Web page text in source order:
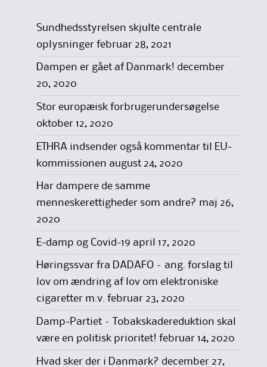
Sundhedsstyrelsen skjulte centrale
oplysninger februar 28, 2021
Dampen er gået af Danmark! december
20, 2020
Stor europæisk forbrugerundersøgelse
oktober 12, 2020
ETHRA indsender også kommentar til EU-
kommissionen august 24, 2020
Har dampere de samme
menneskerettigheder som andre? maj 26,
2020
E-damp og Covid-19 april 17, 2020
Høringssvar fra DADAFO – ang. forslag til
lov om ændring af lov om elektroniske
cigaretter m.v. februar 23, 2020
Damp-Partiet – Tobakskadereduktion skal
være en politisk prioritet! februar 14, 2020
Hvad sker der i Danmark? december 27,